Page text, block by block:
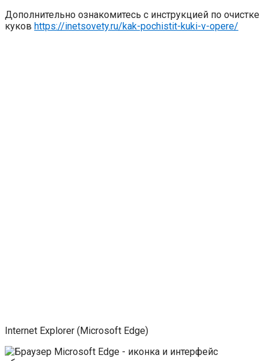
Дополнительно ознакомитесь с инструкцией по очистке
куков https://inetsovety.ru/kak-pochistit-kuki-v-opere/
Internet Explorer (Microsoft Edge)